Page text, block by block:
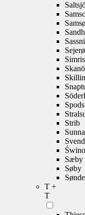
Sejerø
Strib
Sæby
Søby
T +
T